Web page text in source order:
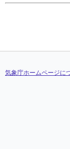
気象庁ホームページに